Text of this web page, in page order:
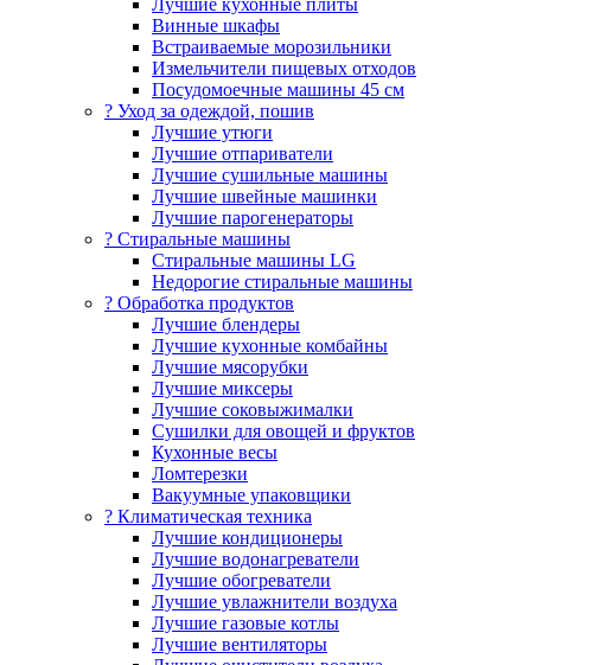
Винные шкафы
Встраиваемые морозильники
Измельчители пищевых отходов
Посудомоечные машины 45 см
? Уход за одеждой, пошив
Лучшие утюги
Лучшие отпариватели
Лучшие сушильные машины
Лучшие швейные машинки
Лучшие парогенераторы
? Стиральные машины
Стиральные машины LG
Недорогие стиральные машины
? Обработка продуктов
Лучшие блендеры
Лучшие кухонные комбайны
Лучшие мясорубки
Лучшие миксеры
Лучшие соковыжималки
Сушилки для овощей и фруктов
Кухонные весы
Ломтерезки
Вакуумные упаковщики
?️ Климатическая техника
Лучшие кондиционеры
Лучшие водонагреватели
Лучшие обогреватели
Лучшие увлажнители воздуха
Лучшие газовые котлы
Лучшие вентиляторы